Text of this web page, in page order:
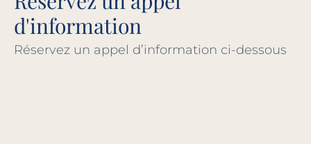
d'information
Réservez un appel d’information ci-dessous